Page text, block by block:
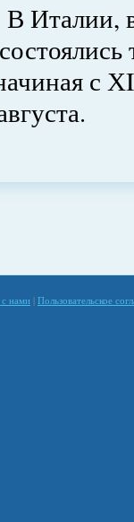
В Италии,
с
с нами | Пользовательское